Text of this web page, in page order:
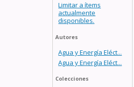
Limitar a ítems
actualmente
disponibles.
Autores
Agua y Energía Eléct...
Agua y Energía Eléct...
Colecciones